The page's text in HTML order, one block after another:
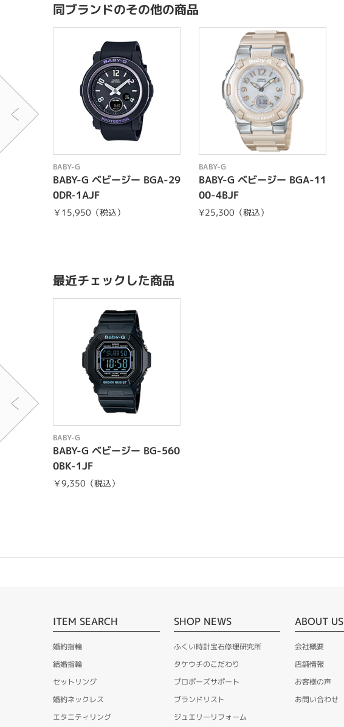
同ブランドのその他の商品
BABY-G
BABY-G ベビージー BGA-29
0DR-1AJF
￥15,950（税込）
BABY-G
BABY-G ベビージー BGA-11
00-4BJF
¥25,300（税込）
最近チェックした商品
BABY-G
BABY-G ベビージー BG-560
0BK-1JF
￥9,350（税込）
ITEM SEARCH
婚約指輪
結婚指輪
セットリング
婚約ネックレス
エタニティリング
SHOP NEWS
ふくい時計宝石修理研究所
タケウチのこだわり
プロポーズサポート
ブランドリスト
ジュエリーリフォーム
ABOUT US
会社概要
店舗情報
お客様の声
お問い合わせ